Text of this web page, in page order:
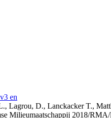
en
Lagrou, D., Lanckacker T.,
Milieumaatschappij 2018/